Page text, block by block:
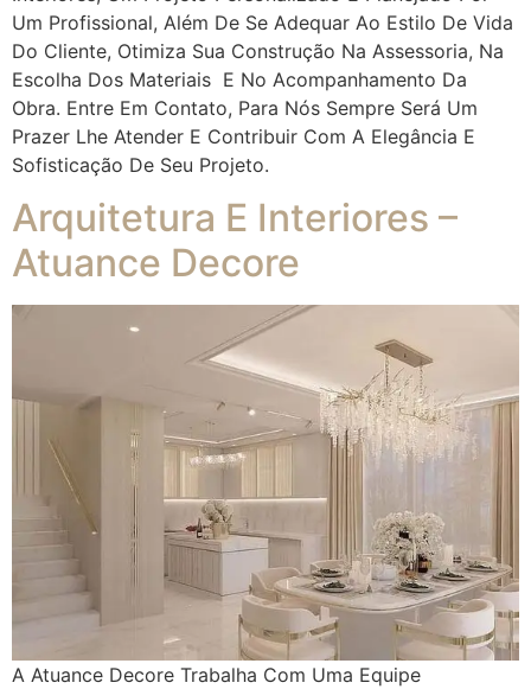
Um Profissional, Além De Se Adequar Ao Estilo De Vida
Do Cliente, Otimiza Sua Construção Na Assessoria, Na
Escolha Dos Materiais E No Acompanhamento Da
Obra. Entre Em Contato, Para Nós Sempre Será Um
Prazer Lhe Atender E Contribuir Com A Elegância E
Sofisticação De Seu Projeto.
Arquitetura E Interiores –
Atuance Decore
A Atuance Decore Trabalha Com Uma Equipe